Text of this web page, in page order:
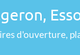
d'ouverture,